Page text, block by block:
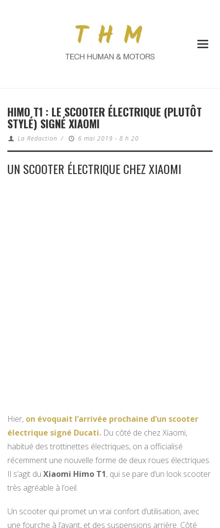
HIMO T1 : LE SCOOTER ÉLECTRIQUE (PLUTÔT
STYLÉ) SIGNÉ XIAOMI
La Redaction / 6 mai 2019 - 8 h 20
UN SCOOTER ÉLECTRIQUE CHEZ XIAOMI
Hier, on évoquait l’arrivée prochaine d’un scooter
électrique signé Ducati. Du côté de chez Xiaomi,
habitué des trottinettes électriques, on a officialisé
récemment une nouvelle forme de deux roues électriques.
Il s’agit du Xiaomi Himo T1, qui se pare d’un look scooter
très agréable à l’oeil.
Un scooter qui promet un vrai confort d’utilisation, avec
une fourche à l’avant, et des suspensions arrière. Côté